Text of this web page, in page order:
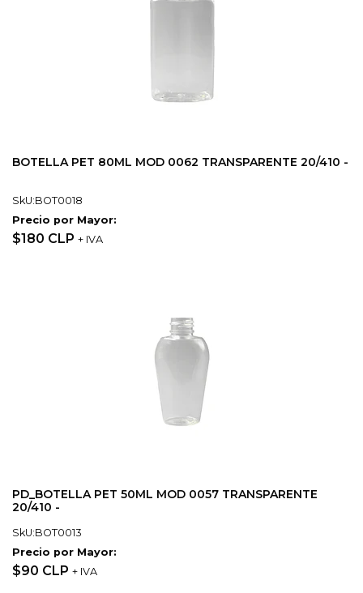
BOTELLA PET 80ML MOD 0062 TRANSPARENTE 20/410 -
SkU:BOT0018
Precio por Mayor:
$180 CLP + IVA
PD_BOTELLA PET 50ML MOD 0057 TRANSPARENTE
20/410 -
SkU:BOT0013
Precio por Mayor:
$90 CLP + IVA